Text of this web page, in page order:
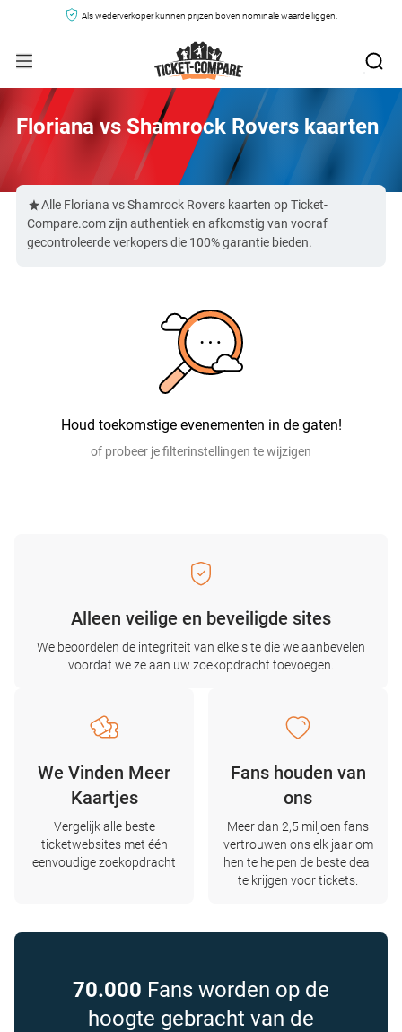
Als wederverkoper kunnen prijzen boven nominale waarde liggen.
Floriana vs Shamrock Rovers kaarten
Alle Floriana vs Shamrock Rovers kaarten op Ticket-
Compare.com zijn authentiek en afkomstig van vooraf
gecontroleerde verkopers die 100% garantie bieden.
Houd toekomstige evenementen in de gaten!
of probeer je filterinstellingen te wijzigen
Alleen veilige en beveiligde sites
We beoordelen de integriteit van elke site die we aanbevelen
voordat we ze aan uw zoekopdracht toevoegen.
We Vinden Meer
Kaartjes
Vergelijk alle beste
ticketwebsites met één
eenvoudige zoekopdracht
Fans houden van
ons
Meer dan 2,5 miljoen fans
vertrouwen ons elk jaar om
hen te helpen de beste deal
te krijgen voor tickets.
70.000 Fans worden op de
hoogte gebracht van de